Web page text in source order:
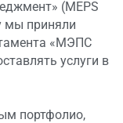
(MEPS
мы приняли
«МЭПС
услуги в
портфолио,